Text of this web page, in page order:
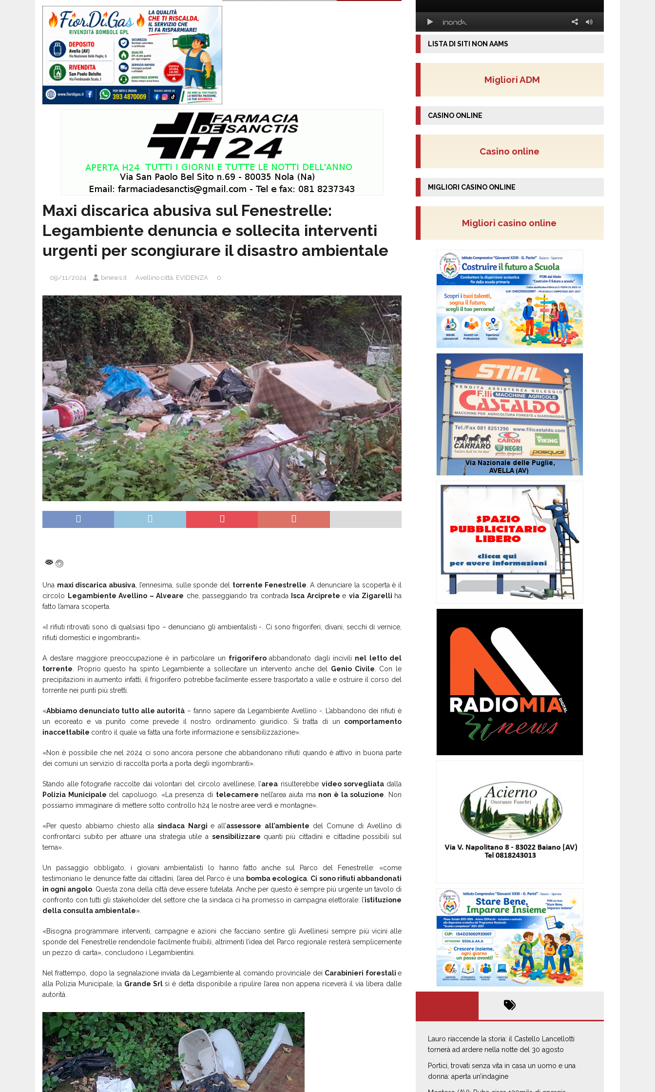
Maxi discarica abusiva sul Fenestrelle:
Legambiente denuncia e sollecita interventi
urgenti per scongiurare il disastro ambientale
09/11/2024 binews.it Avellino città, EVIDENZA 0
Una maxi discarica abusiva , l’ennesima, sulle sponde del torrente Fenestrelle . A denunciare la scoperta è il
circolo
Legambiente Avellino – Alveare che, passeggiando tra contrada Isca Arcipretee via Zigarelli ha
fatto l’amara scoperta.
«I rifiuti ritrovati sono di qualsiasi tipo – denunciano gli ambientalisti -. Ci sono frigoriferi, divani, secchi di vernice,
rifiuti domestici e ingombranti».
A destare maggiore preoccupazione è in particolare un frigoriferoabbandonato dagli incivili nel letto del
torrente . Proprio questo ha spinto Legambiente a sollecitare un intervento anche del Genio Civile . Con le
precipitazioni in aumento infatti, il frigorifero potrebbe facilmente essere trasportato a valle e ostruire il corso del
torrente nei punti più stretti.
«Abbiamo denunciato tutto alle autorità – fanno sapere da Legambiente Avellino -. L’abbandono dei rifiuti è
un ecoreato e va punito come prevede il nostro ordinamento giuridico. Si tratta di un comportamento
inaccettabile contro il quale va fatta una forte informazione e sensibilizzazione».
«Non è possibile che nel 2024 ci sono ancora persone che abbandonano rifiuti quando è attivo in buona parte
dei comuni un servizio di raccolta porta a porta degli ingombranti».
Stando alle fotografie raccolte dai volontari del circolo avellinese, l’area risulterebbe video sorvegliata dalla
Polizia Municipale del capoluogo. «La presenza di telecamere nell’area aiuta ma non è la soluzione . Non
possiamo immaginare di mettere sotto controllo h24 le nostre aree verdi e montagne».
«Per questo abbiamo chiesto allasindaca Nargie all’assessore all’ambiente del Comune di Avellino di
confrontarci subito per attuare una strategia utile a sensibilizzare quanti più cittadini e cittadine possibili sul
tema».
Un passaggio obbligato, i giovani ambientalisti lo hanno fatto anche sul Parco del Fenestrelle: «come
testimoniano le denunce fatte dai cittadini, l’area del Parco è una bomba ecologica Ci sono rifiuti abbandonati
in ogni angolo . Questa zona della città deve essere tutelata. Anche per questo è sempre più urgente un tavolo di
confronto con tutti gli stakeholder del settore che la sindaca ci ha promesso in campagna elettorale: l’istituzione
della consulta ambientale».
«Bisogna programmare interventi, campagne e azioni che facciano sentire gli Avellinesi sempre più vicini alle
sponde del Fenestrelle rendendole facilmente fruibili, altrimenti l’idea del Parco regionale resterà semplicemente
un pezzo di carta», concludono i Legambientini.
Nel frattempo, dopo la segnalazione inviata da Legambiente al comando provinciale dei Carabinieri forestalie
alla Polizia Municipale, la Grande Srl si è detta disponibile a ripulire l’area non appena riceverà il via libera dalle
autorità.
LISTA DI SITI NON AAMS
Migliori ADM
CASINO ONLINE
Casino online
MIGLIORI CASINO ONLINE
Migliori casino online
Lauro riaccende la storia: il Castello Lancellotti
tornerà ad ardere nella notte del 30 agosto
Portici, trovati senza vita in casa un uomo e una
donna: aperta un’indagine